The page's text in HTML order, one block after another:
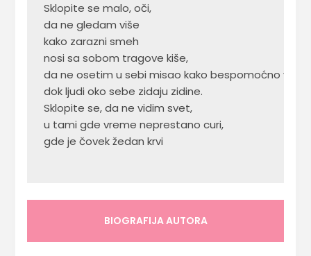
Sklopite se malo, oči,
da ne gledam više
kako zarazni smeh
nosi sa sobom tragove kiše,
da ne osetim u sebi misao kako bespomoćno vene
dok ljudi oko sebe zidaju zidine.
Sklopite se, da ne vidim svet,
u tami gde vreme neprestano curi,
gde je čovek žedan krvi
BIOGRAFIJA AUTORA